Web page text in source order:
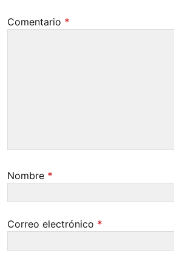
Comentario *
Nombre *
Correo electrónico *